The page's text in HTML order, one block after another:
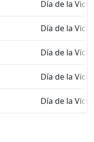
Día de la
Día de la
Día de la
Día de la
Día de la